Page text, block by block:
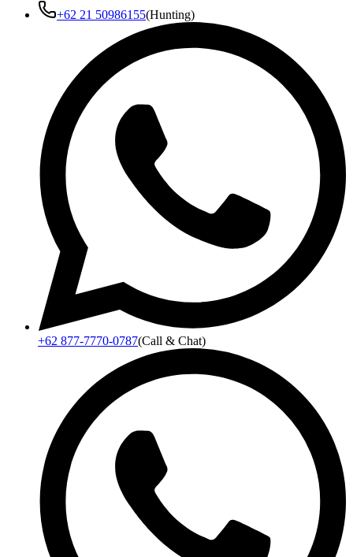
+62 21 50986155(Hunting)
+62 877-7770-0787(Call & Chat)